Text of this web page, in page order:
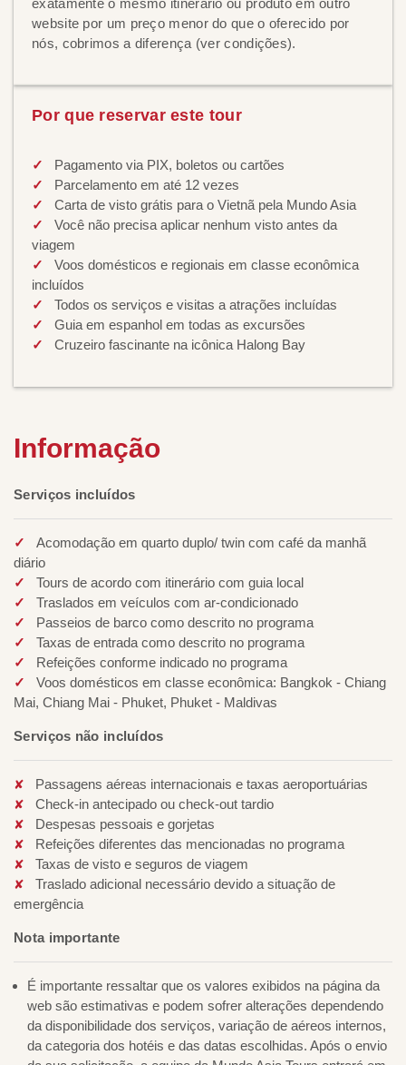
exatamente o mesmo itinerário ou produto em outro
website por um preço menor do que o oferecido por
nós, cobrimos a diferença (ver condições).
Por que reservar este tour
Pagamento via PIX, boletos ou cartões
Parcelamento em até 12 vezes
Carta de visto grátis para o Vietnã pela Mundo Asia
Você não precisa aplicar nenhum visto antes da
viagem
Voos domésticos e regionais em classe econômica
incluídos
Todos os serviços e visitas a atrações incluídas
Guia em espanhol em todas as excursões
Cruzeiro fascinante na icônica Halong Bay
Informação
Serviços incluídos
Acomodação em quarto duplo/ twin com café da manhã
diário
Tours de acordo com itinerário com guia local
Traslados em veículos com ar-condicionado
Passeios de barco como descrito no programa
Taxas de entrada como descrito no programa
Refeições conforme indicado no programa
Voos domésticos em classe econômica: Bangkok - Chiang
Mai, Chiang Mai - Phuket, Phuket - Maldivas
Serviços não incluídos
Passagens aéreas internacionais e taxas aeroportuárias
Check-in antecipado ou check-out tardio
Despesas pessoais e gorjetas
Refeições diferentes das mencionadas no programa
Taxas de visto e seguros de viagem
Traslado adicional necessário devido a situação de
emergência
Nota importante
É importante ressaltar que os valores exibidos na página da
web são estimativas e podem sofrer alterações dependendo
da disponibilidade dos serviços, variação de aéreos internos,
da categoria dos hotéis e das datas escolhidas. Após o envio